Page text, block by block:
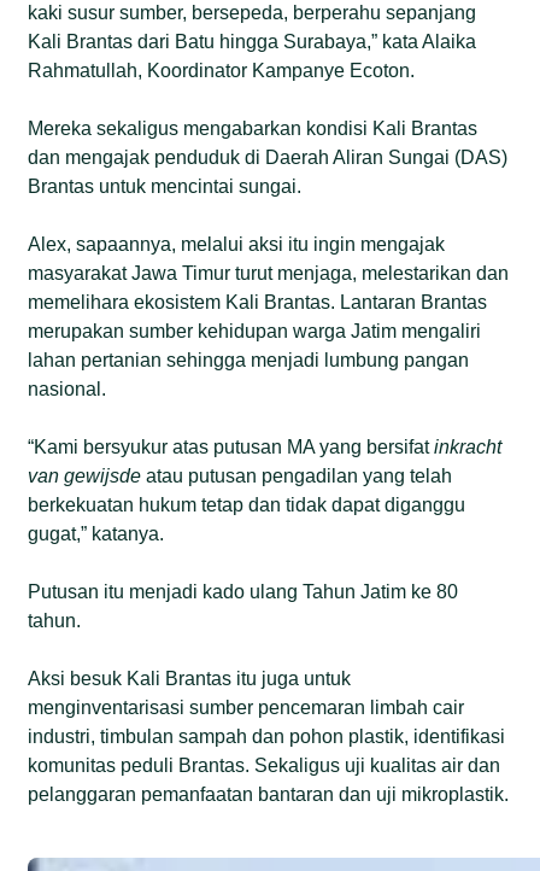
kaki susur sumber, bersepeda, berperahu sepanjang
Kali Brantas dari Batu hingga Surabaya,” kata Alaika
Rahmatullah, Koordinator Kampanye Ecoton.
Mereka sekaligus mengabarkan kondisi Kali Brantas
dan mengajak penduduk di Daerah Aliran Sungai (DAS)
Brantas untuk mencintai sungai.
Alex, sapaannya, melalui aksi itu ingin mengajak
masyarakat Jawa Timur turut menjaga, melestarikan dan
memelihara ekosistem Kali Brantas. Lantaran Brantas
merupakan sumber kehidupan warga Jatim mengaliri
lahan pertanian sehingga menjadi lumbung pangan
nasional.
“Kami bersyukur atas putusan MA yang bersifatinkracht
van gewijsde atau putusan pengadilan yang telah
berkekuatan hukum tetap dan tidak dapat diganggu
gugat,” katanya.
Putusan itu menjadi kado ulang Tahun Jatim ke 80
tahun.
Aksi besuk Kali Brantas itu juga untuk
menginventarisasi sumber pencemaran limbah cair
industri, timbulan sampah dan pohon plastik, identifikasi
komunitas peduli Brantas. Sekaligus uji kualitas air dan
pelanggaran pemanfaatan bantaran dan uji mikroplastik.